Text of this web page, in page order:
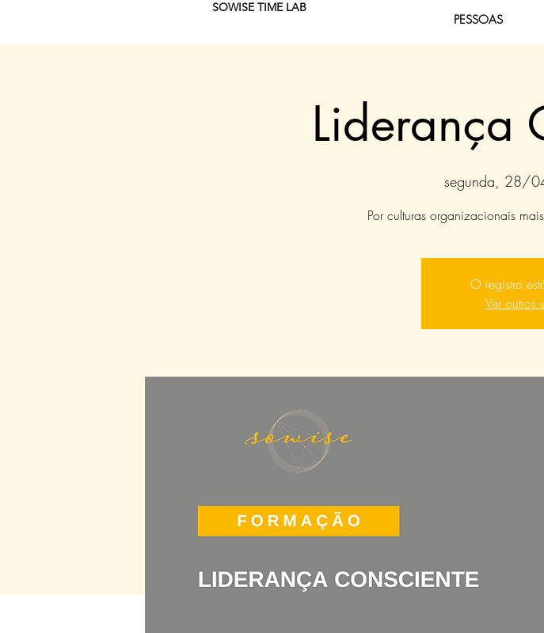
SOWISE TIME LAB
PESSOAS
Liderança
segunda, 28/
Por culturas organizacionais
O registro
Ver outros